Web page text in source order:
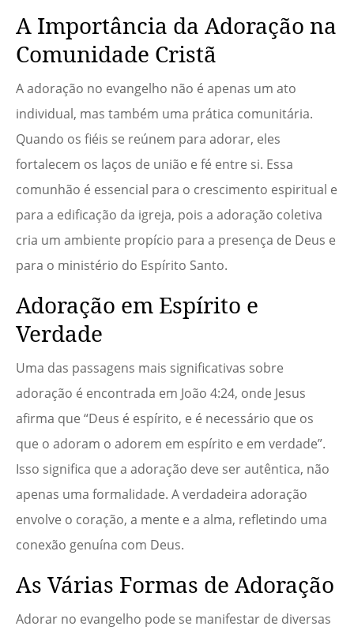
A Importância da Adoração na
Comunidade Cristã
A adoração no evangelho não é apenas um ato
individual, mas também uma prática comunitária.
Quando os fiéis se reúnem para adorar, eles
fortalecem os laços de união e fé entre si. Essa
comunhão é essencial para o crescimento espiritual e
para a edificação da igreja, pois a adoração coletiva
cria um ambiente propício para a presença de Deus e
para o ministério do Espírito Santo.
Adoração em Espírito e
Verdade
Uma das passagens mais significativas sobre
adoração é encontrada em João 4:24, onde Jesus
afirma que “Deus é espírito, e é necessário que os
que o adoram o adorem em espírito e em verdade”.
Isso significa que a adoração deve ser autêntica, não
apenas uma formalidade. A verdadeira adoração
envolve o coração, a mente e a alma, refletindo uma
conexão genuína com Deus.
As Várias Formas de Adoração
Adorar no evangelho pode se manifestar de diversas